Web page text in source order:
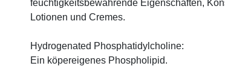
feuchtigkeitsbewahrende Eigenschaften,
Lotionen und Cremes.
Hydrogenated Phosphatidylcholine:
Ein köpereigenes Phospholipid.